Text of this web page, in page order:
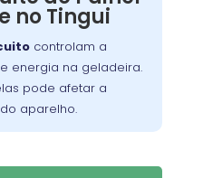
no Tingui
controlam a
energia na geladeira.
pode afetar a
aparelho.
temperatura ideal.
e reparar
à placa de
circuito
geladeira